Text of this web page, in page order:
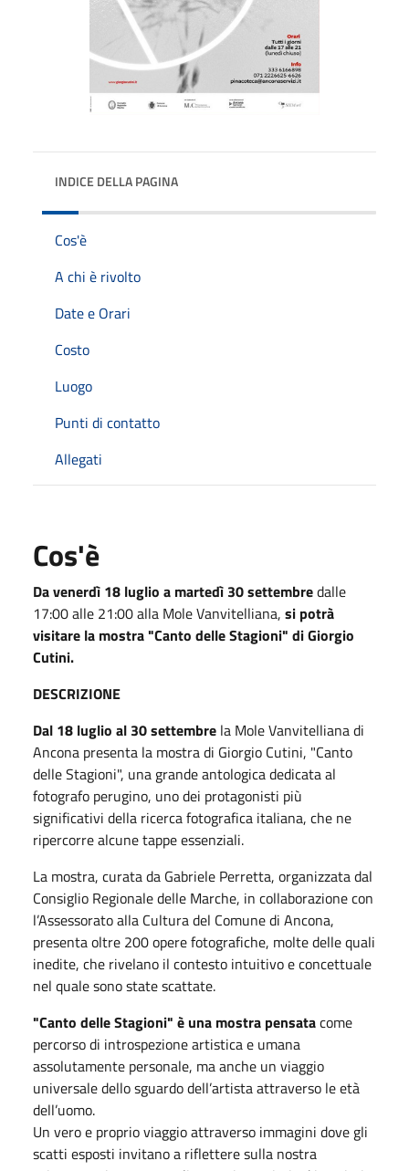
INDICE DELLA PAGINA
Cos'è
A chi è rivolto
Date e Orari
Costo
Luogo
Punti di contatto
Allegati
Cos'è
Da venerdì 18 luglio a martedì 30 settembredalle
17:00 alle 21:00 alla Mole Vanvitelliana, si potrà
visitare la mostra "Canto delle Stagioni" di Giorgio
Cutini.
DESCRIZIONE
Dal 18 luglio al 30 settembre la Mole Vanvitelliana di
Ancona presenta la mostra di Giorgio Cutini, "Canto
delle Stagioni", una grande antologica dedicata al
fotografo perugino, uno dei protagonisti più
significativi della ricerca fotografica italiana, che ne
ripercorre alcune tappe essenziali.
La mostra, curata da Gabriele Perretta, organizzata dal
Consiglio Regionale delle Marche, in collaborazione con
l’Assessorato alla Cultura del Comune di Ancona,
presenta oltre 200 opere fotografiche, molte delle quali
inedite, che rivelano il contesto intuitivo e concettuale
nel quale sono state scattate.
"Canto delle Stagioni" è una mostra pensatacome
percorso di introspezione artistica e umana
assolutamente personale, ma anche un viaggio
universale dello sguardo dell’artista attraverso le età
dell’uomo.
Un vero e proprio viaggio attraverso immagini dove gli
scatti esposti invitano a riflettere sulla nostra